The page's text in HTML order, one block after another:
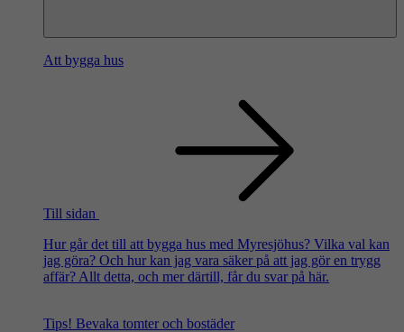
Att bygga hus
Till sidan
Hur går det till att bygga hus med Myresjöhus? Vilka val kan
jag göra? Och hur kan jag vara säker på att jag gör en trygg
affär? Allt detta, och mer därtill, får du svar på här.
Tips! Bevaka tomter och bostäder